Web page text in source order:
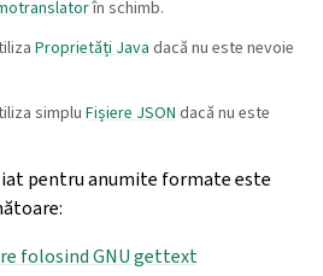
în schimb.
Proprietăți Java dacă nu este nevoie
simplu Fișiere JSON dacă nu este
pentru anumite formate este
folosind GNU gettext